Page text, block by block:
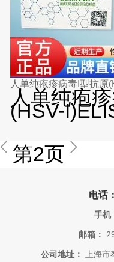
人单纯疱疹病毒I型抗原
人单纯疱
(HSV-
第2页
电话
手机
邮箱：
公司地址： 上海